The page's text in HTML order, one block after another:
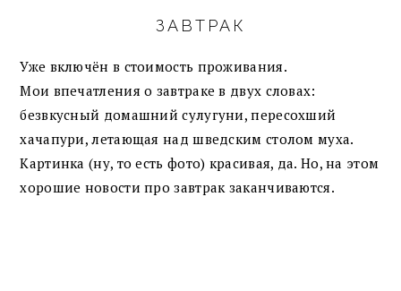
ЗАВТРАК
Уже включён в стоимость проживания.
Мои впечатления о завтраке в двух словах:
безвкусный домашний сулугуни, пересохший
хачапури, летающая над шведским столом муха.
Картинка (ну, то есть фото) красивая, да. Но, на этом
хорошие новости про завтрак заканчиваются.